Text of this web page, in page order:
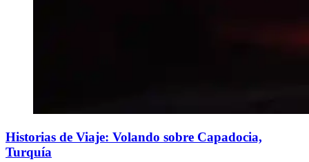
Historias de Viaje: Volando sobre Capadocia,
Turquía